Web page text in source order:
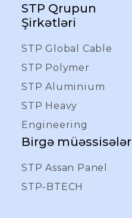
STP Qrupun
Şirkətləri
STP Global Cable
STP Polymer
STP Aluminium
STP Heavy
Engineering
Birgə müəssisələr
STP Assan Panel
STP-BTECH